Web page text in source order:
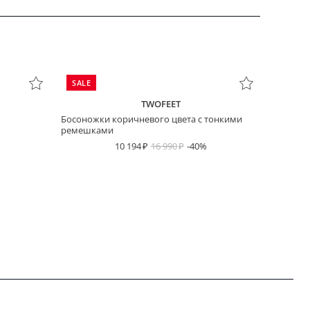
SALE
TWOFEET
Босоножки коричневого цвета с тонкими
ремешками
10 194
16 990 -40%